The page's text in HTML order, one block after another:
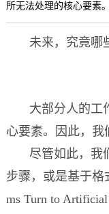
所无法处理的核心要素
未来，究竟哪
大部分人的工
心要素。因此，我
尽管如此，我
步骤，或是基于格
ms Turn to